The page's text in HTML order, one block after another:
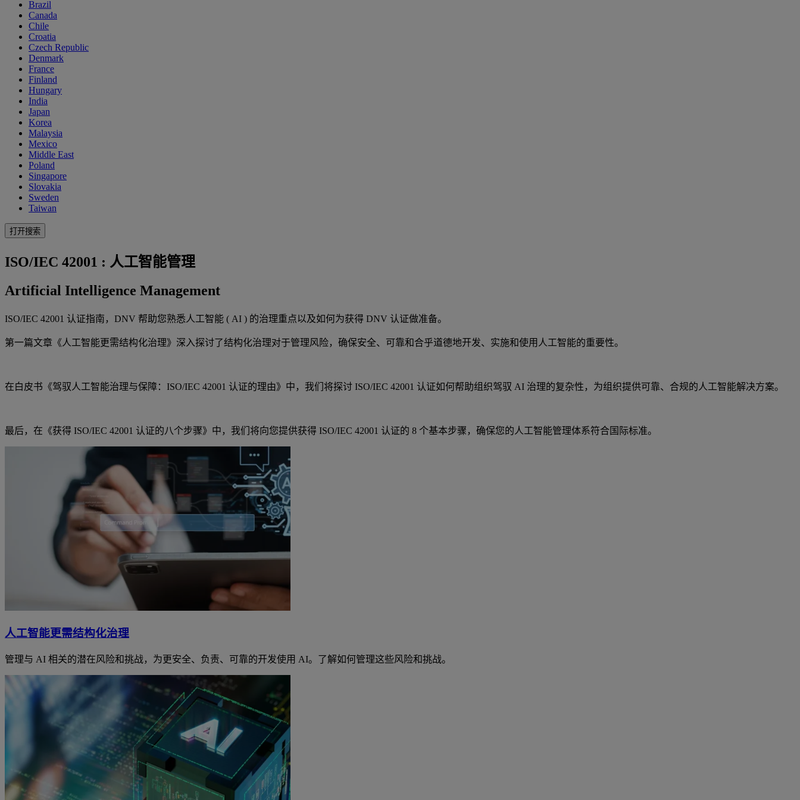
Brazil
Canada
Chile
Croatia
Czech Republic
Denmark
France
Finland
Hungary
India
Japan
Korea
Malaysia
Mexico
Middle East
Poland
Singapore
Slovakia
Sweden
Taiwan
打开搜索
ISO/IEC 42001 : 人工智能管理
Artificial Intelligence Management
ISO/IEC 42001 认证指南，DNV 帮助您熟悉人工智能 ( AI ) 的治理重点以及如何为获得 DNV 认证做准备。
第一篇文章《人工智能更需结构化治理》深入探讨了结构化治理对于管理风险，确保安全、可靠和合乎道德地开发、实施和使用人工智能的重要性。
在白皮书《驾驭人工智能治理与保障：ISO/IEC 42001 认证的理由》中，我们将探讨 ISO/IEC 42001 认证如何帮助组织驾驭 AI 治理的复杂性，为组织提供可靠、合规的人工智能解决方案。
最后，在《获得 ISO/IEC 42001 认证的八个步骤》中，我们将向您提供获得 ISO/IEC 42001 认证的 8 个基本步骤，确保您的人工智能管理体系符合国际标准。
人工智能更需结构化治理
管理与 AI 相关的潜在风险和挑战，为更安全、负责、可靠的开发使用 AI。了解如何管理这些风险和挑战。